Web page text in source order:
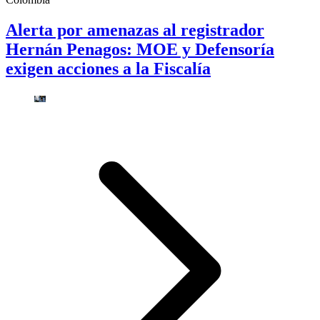
Alerta por amenazas al registrador
Hernán Penagos: MOE y Defensoría
exigen acciones a la Fiscalía